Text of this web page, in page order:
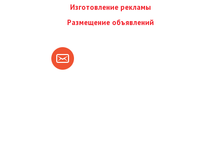
Изготовление рекламы
Размещение объявлений